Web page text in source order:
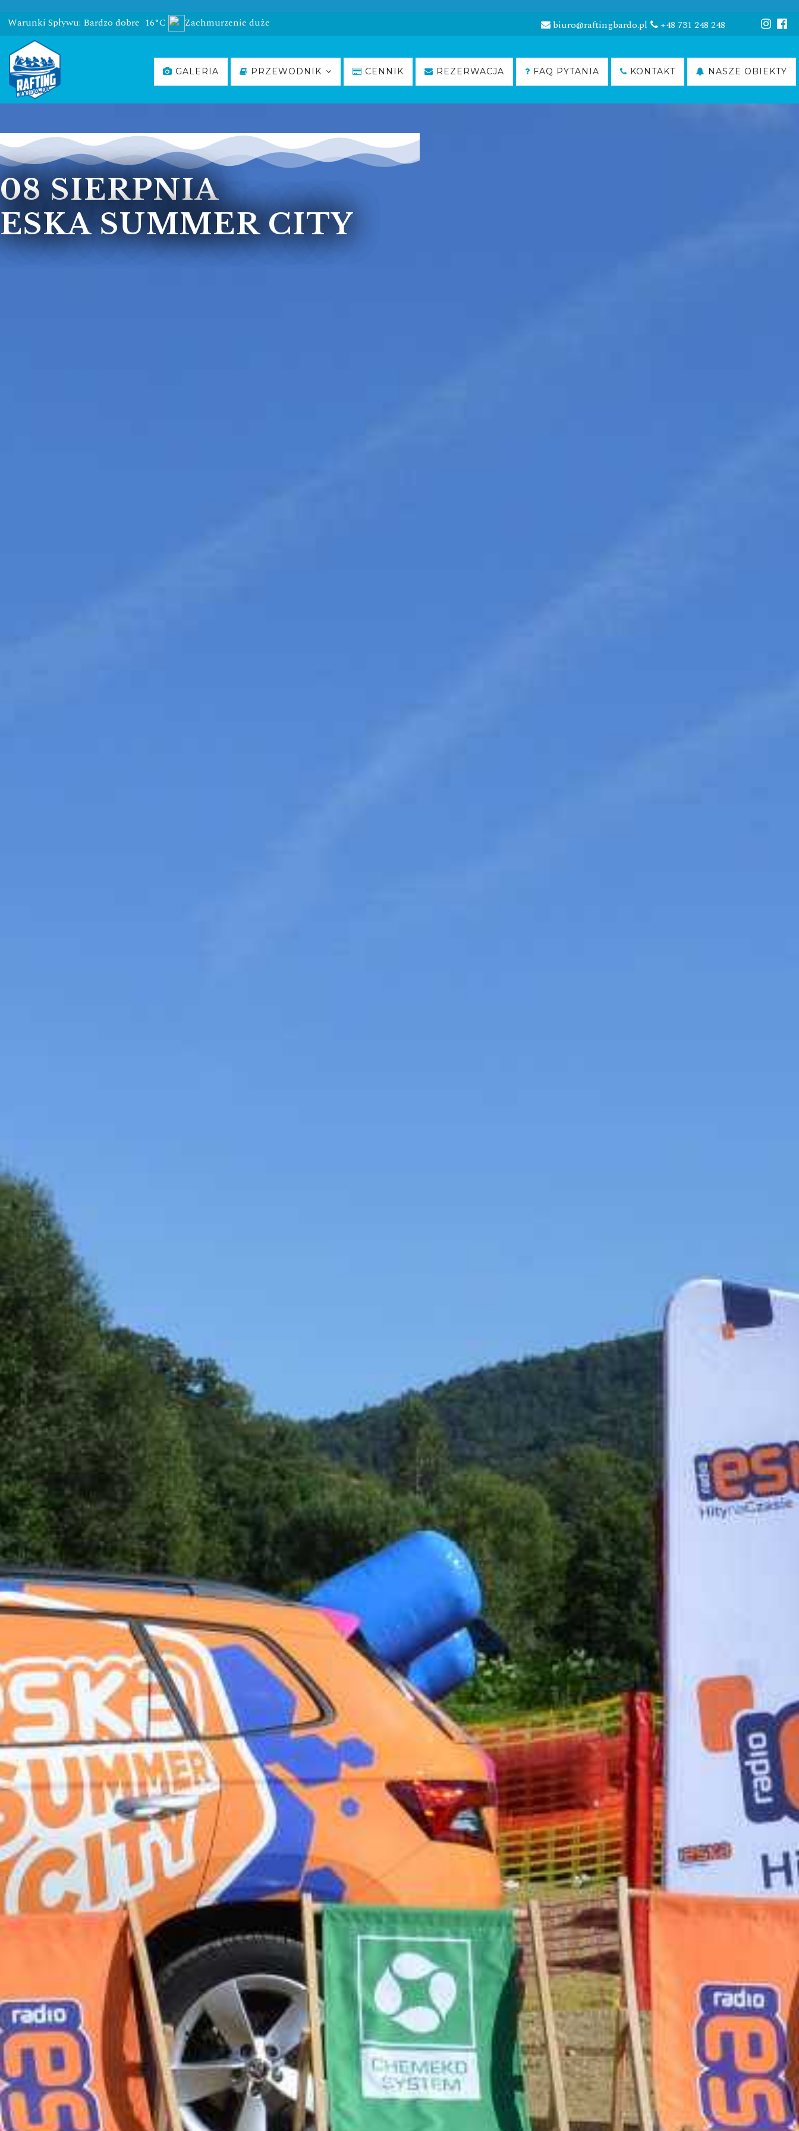
Warunki Spływu: Bardzo dobre 16°C Zachmurzenie duże biuro@raftingbardo.pl +48 731 248 248
GALERIA PRZEWODNIK CENNIK REZERWACJA FAQ PYTANIA KONTAKT NASZE OBIEKTY
08 SIERPNIA
ESKA SUMMER CITY